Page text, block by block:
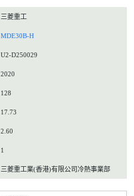
三菱重工
MDE30B-H
U2-D250029
2020
128
17.73
2.60
1
三菱重工業(香港)有限公司冷熱事業部